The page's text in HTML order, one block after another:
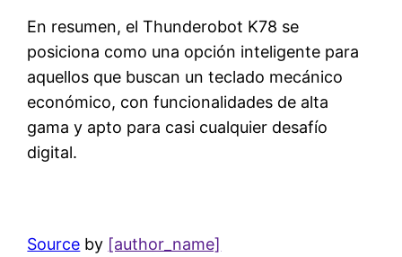
En resumen, el Thunderobot K78 se
posiciona como una opción inteligente para
aquellos que buscan un teclado mecánico
económico, con funcionalidades de alta
gama y apto para casi cualquier desafío
digital.
Source by [author_name]